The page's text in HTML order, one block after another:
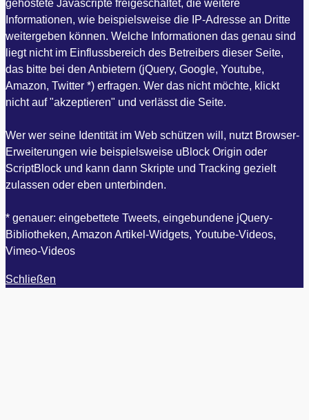
gehostete Javascripte freigeschaltet, die weitere
Informationen, wie beispielsweise die IP-Adresse an Dritte
weitergeben können. Welche Informationen das genau sind
liegt nicht im Einflussbereich des Betreibers dieser Seite,
das bitte bei den Anbietern (jQuery, Google, Youtube,
Amazon, Twitter *) erfragen. Wer das nicht möchte, klickt
nicht auf "akzeptieren" und verlässt die Seite.
Wer wer seine Identität im Web schützen will, nutzt Browser-
Erweiterungen wie beispielsweise uBlock Origin oder
ScriptBlock und kann dann Skripte und Tracking gezielt
zulassen oder eben unterbinden.
* genauer: eingebettete Tweets, eingebundene jQuery-
Bibliotheken, Amazon Artikel-Widgets, Youtube-Videos,
Vimeo-Videos
Schließen